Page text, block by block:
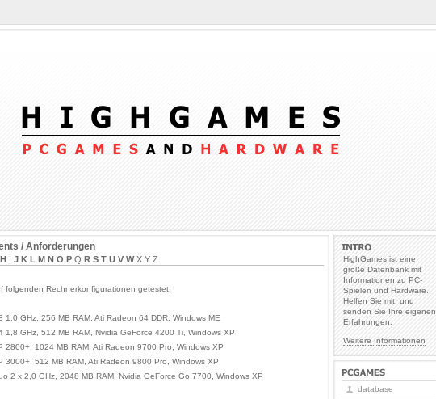
HighGames ist eine
große Datenbank mit
Informationen zu PC-
Spielen und Hardware.
Helfen Sie mit, und
senden Sie Ihre eigenen
Erfahrungen.
Weitere Informationen
/ Anforderungen
H I J K L M N O P Q R S T U V WX Y Z
folgenden Rechnerkonfigurationen getestet:
1,0 GHz, 256 MB RAM, Ati Radeon 64 DDR, Windows ME
1,8 GHz, 512 MB RAM, Nvidia GeForce 4200 Ti, Windows XP
2800+, 1024 MB RAM, Ati Radeon 9700 Pro, Windows XP
3000+, 512 MB RAM, Ati Radeon 9800 Pro, Windows XP
2 x 2,0 GHz, 2048 MB RAM, Nvidia GeForce Go 7700, Windows XP
database